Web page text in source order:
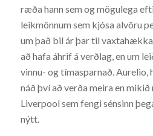
ræða hann sem og mögulega
leikmönnum sem kjósa alvöru
um það bil ár þar til
að hafa áhrif á verðlag, en um
vinnu- og tímasparnað. Aurelio,
náð því að verða meira en
Liverpool sem fengi sénsinn
nýtt.